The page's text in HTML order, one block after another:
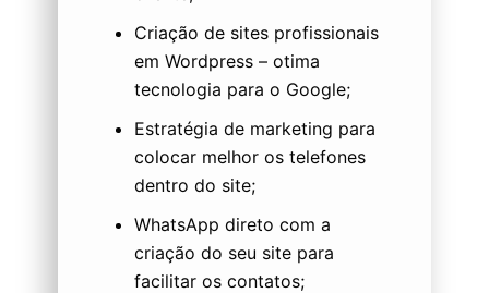
Criação de sites profissionais
em Wordpress – otima
tecnologia para o Google;
Estratégia de marketing para
colocar melhor os telefones
dentro do site;
WhatsApp direto com a
criação do seu site para
facilitar os contatos;